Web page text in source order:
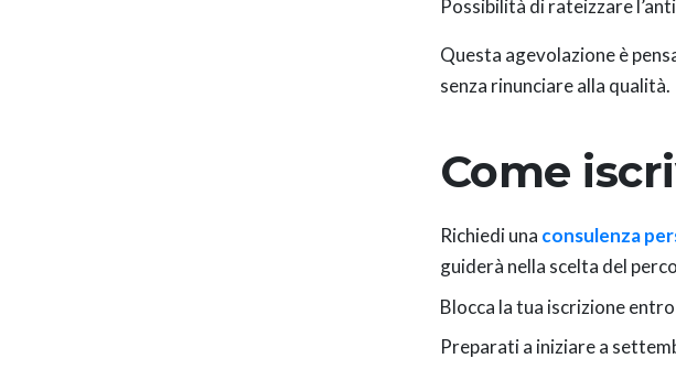
Possibilità di rateizzare
Questa agevolazione è
senza rinunciare alla qualità.
Come
Richiedi una consulenza
guiderà nella scelta del
Blocca la tua iscrizione
Preparati a iniziare a